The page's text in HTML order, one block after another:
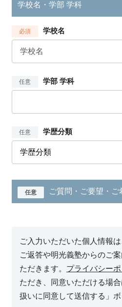
学校名・学部 学科
必須 学校名
任意 学部 学科
任意 学歴分類
任意 ご質問・ご要望・ご
ご入力いただいた個人情報
ご返答や明光義塾からのご
ただきます。 プライバシー
ただき、同意いただける場
扱いに同意して送信する」